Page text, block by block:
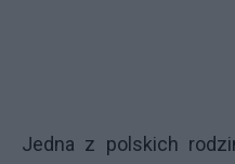
Jedna z polskich